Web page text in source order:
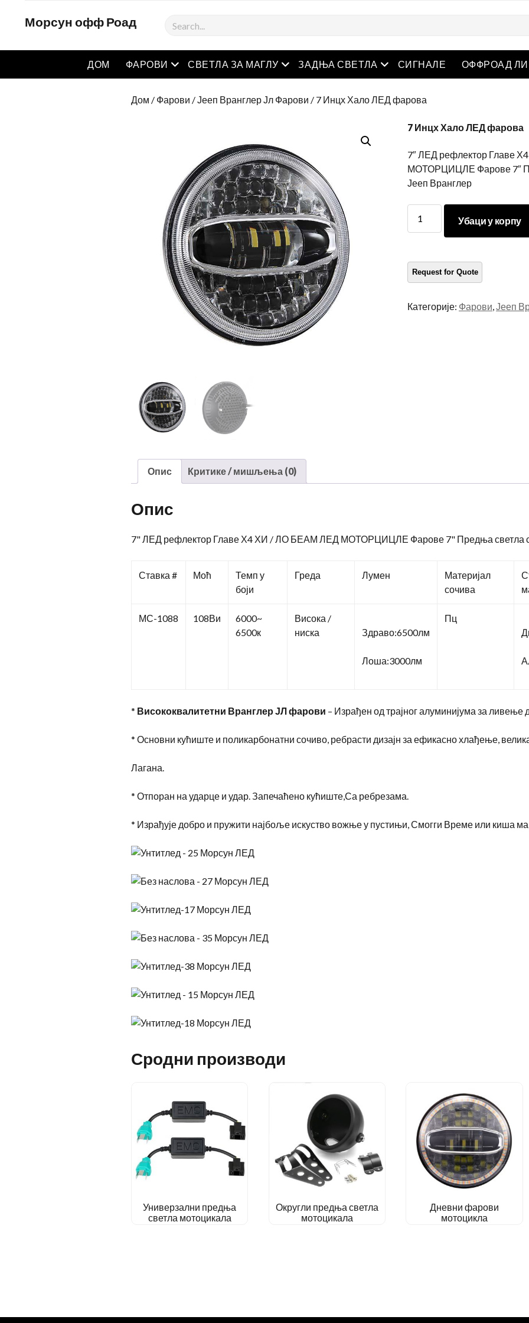
Морсун офф Роад Тражити
ДОМ ФАРОВИ отворен мени
СВЕТЛА ЗА МАГЛУ отворен мени
ЗАДЊА СВЕТЛА отворен мени
СИГНАЛЕ ОФФРОАД
Дом / Фарови /Јееп Вранглер Јл Фарови / 7 Инцх Хало ЛЕД фарова
7 Инцх Хало ЛЕД фарова
7″ ЛЕД рефлектор Главе
МОТОРЦИЦЛЕ Фарове 7″
Јееп Вранглер
Инцх
фарова
количина
Убаци у корпу
Категорије: Фарови,Јееп
Опис Критике / мишљења (0)
Опис
7" ЛЕД рефлектор Главе Х4 ХИ / ЛО БЕАМ ЛЕД МОТОРЦИЦЛЕ Фарове 7" Предња светла се
Ставка # Моћ
Темп у
боји
Греда Лумен
Материјал
сочива
МС-1088 108Ви
6000~
6500к
Висока /
ниска
Здраво:6500лм
Лоша:3000лм
Пц
* Висококвалитетни Вранглер ЈЛ фарови – Израђен од трајног алуминијума за ливење
* Основни кућиште и поликарбонатни сочиво, ребрасти дизајн за ефикасно хлађење,
Лагана.
* Отпоран на ударце и удар. Запечаћено кућиште,Са ребрезама.
* Израђује добро и пружити најбоље искуство вожње у пустињи, Смогги Време или киша
Сродни производи
Универзални предња
светла мотоцикала
Округли предња светла
мотоцикала
Дневни фарови
мотоцикла